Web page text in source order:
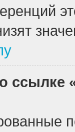
ссылке